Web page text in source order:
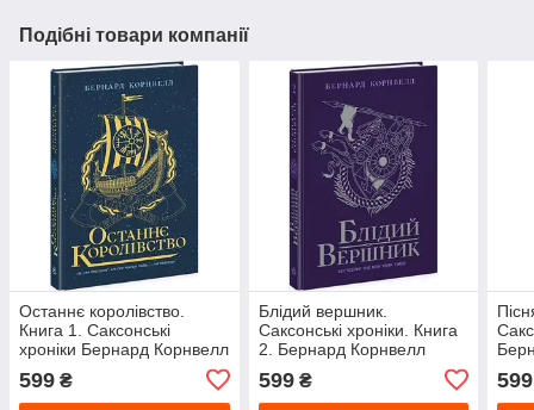
Подібні товари компанії
Останнє королівство.
Книга 1. Саксонські
хроніки Бернард Корнвелл
599 ₴
Блідий вершник.
Саксонські хроніки. Книга
2. Бернард Корнвелл
599₴ 599